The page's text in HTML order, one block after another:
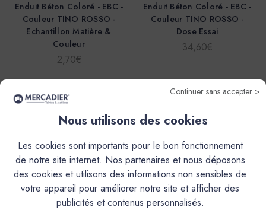
Enduit Béton Coloré - EBC -
Couleur TINO ROSSO -
Echantillon Matière &
Couleur
2,70€
Enduit Béton Coloré - EBC -
Couleur TINO ROSSO -
Dose Essai
34,60€
Continuer sans accepter >
Nous utilisons des cookies
Les cookies sont importants pour le bon fonctionnement
de notre site internet. Nos partenaires et nous déposons
des cookies et utilisons des informations non sensibles de
votre appareil pour améliorer notre site et afficher des
publicités et contenus personnalisés.